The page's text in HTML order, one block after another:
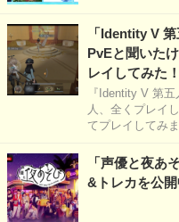
「Identity V
PvEと聞いた
レイしてみた
『Identity V 第
人、全くプレイ
てプレイしてみま
「声優と夜あ
&トレカを公開